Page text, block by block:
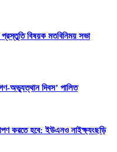
বিষয়ক মতবিনিময় সভা
অভ্যুত্থান দিবস’ পালিত
করতে হবে: ইউএনও নাইক্ষ্যংছড়ি